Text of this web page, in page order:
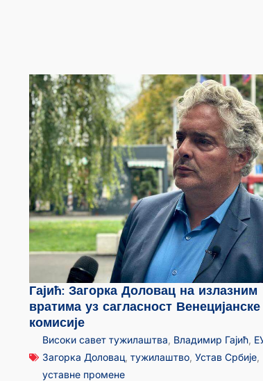
Гајић: Загорка Доловац на излазним
вратима уз сагласност Венецијанске
комисије
Високи савет тужилаштва Владимир Гајић
Загорка Доловац тужилаштво Устав Србије
уставне промене